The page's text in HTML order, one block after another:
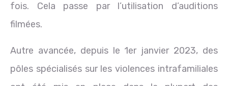
fois. Cela passe par l’utilisation d’auditions
filmées.
Autre avancée, depuis le 1er janvier 2023, des
pôles spécialisés sur les violences intrafamiliales